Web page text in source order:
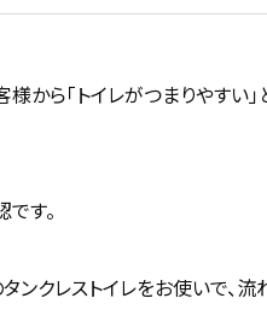
から「トイレがつまりやすい」
す。
ンクレストイレをお使いで、